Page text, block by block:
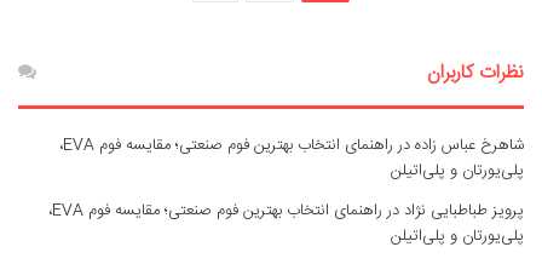
نظرات کاربران
شاهرخ عباس زادهدر
راهنمای انتخاب بهترین فوم صنعتی؛ مقایسه فوم EVA،
پلی‌یورتان و پلی‌اتیلن
پرویز طباطبایی نژاد در
راهنمای انتخاب بهترین فوم صنعتی؛ مقایسه فوم EVA،
پلی‌یورتان و پلی‌اتیلن